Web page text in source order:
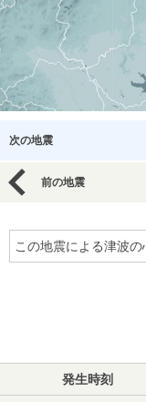
次の地震
前の地震
この地震による津波の
発生時刻